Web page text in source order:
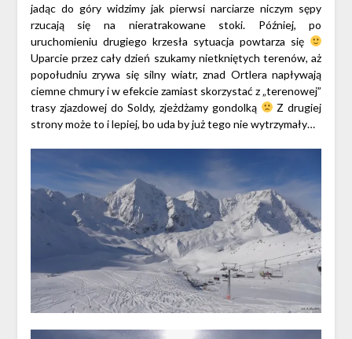
jadąc do góry widzimy jak pierwsi narciarze niczym sępy
rzucają się na nieratrakowane stoki. Później, po
uruchomieniu drugiego krzesła sytuacja powtarza się
Uparcie przez cały dzień szukamy nietkniętych terenów, aż
popołudniu zrywa się silny wiatr, znad Ortlera napływają
ciemne chmury i w efekcie zamiast skorzystać z „terenowej”
trasy zjazdowej do Soldy, zjeżdżamy gondolką
Z drugiej
strony może to i lepiej, bo uda by już tego nie wytrzymały…